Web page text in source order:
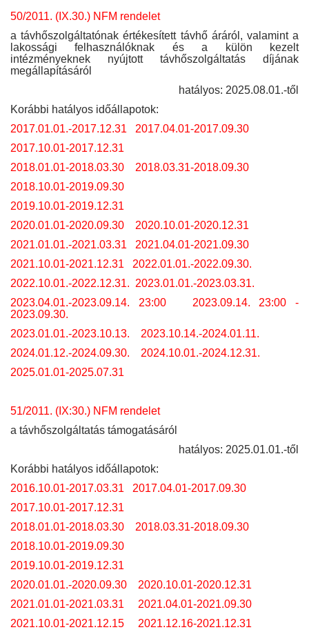
50/2011. (IX.30.) NFM rendelet
a távhőszolgáltatónak értékesített távhő áráról, valamint a
lakossági felhasználóknak és a külön kezelt
intézményeknek nyújtott távhőszolgáltatás díjának
megállapításáról
hatályos: 2025.08.01.-től
Korábbi hatályos időállapotok:
2017.01.01.-2017.12.31
2017.04.01-2017.09.30
2017.10.01-2017.12.31
2018.01.01-2018.03.30
2018.03.31-2018.09.30
2018.10.01-2019.09.30
2019.10.01-2019.12.31
2020.01.01-2020.09.30
2020.10.01-2020.12.31
2021.01.01.-2021.03.31
2021.04.01-2021.09.30
2021.10.01-2021.12.31
2022.01.01.-2022.09.30.
2022.10.01.-2022.12.31. 2023.01.01.-2023.03.31.
2023.04.01.-2023.09.14. 23:00
2023.09.14. 23:00 -
2023.09.30.
2023.01.01.-2023.10.13.
2023.10.14.-2024.01.11.
2024.01.12.-2024.09.30.
2024.10.01.-2024.12.31.
2025.01.01-2025.07.31
51/2011. (IX:30.) NFM rendelet
a távhőszolgáltatás támogatásáról
hatályos: 2025.01.01.-től
Korábbi hatályos időállapotok:
2016.10.01-2017.03.31
2017.04.01-2017.09.30
2017.10.01-2017.12.31
2018.01.01-2018.03.30
2018.03.31-2018.09.30
2018.10.01-2019.09.30
2019.10.01-2019.12.31
2020.01.01.-2020.09.30
2020.10.01-2020.12.31
2021.01.01-2021.03.31
2021.04.01-2021.09.30
2021.10.01-2021.12.15
2021.12.16-2021.12.31